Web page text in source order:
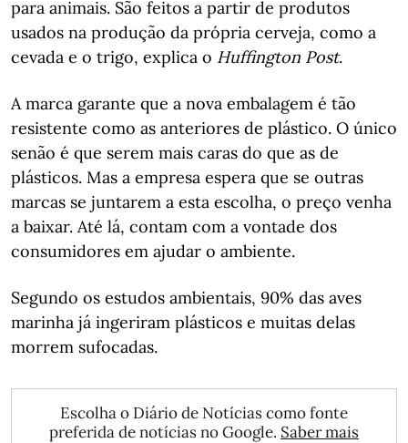
para animais. São feitos a partir de produtos
usados na produção da própria cerveja, como a
cevada e o trigo, explica o Huffington Post.
A marca garante que a nova embalagem é tão
resistente como as anteriores de plástico. O único
senão é que serem mais caras do que as de
plásticos. Mas a empresa espera que se outras
marcas se juntarem a esta escolha, o preço venha
a baixar. Até lá, contam com a vontade dos
consumidores em ajudar o ambiente.
Segundo os estudos ambientais, 90% das aves
marinha já ingeriram plásticos e muitas delas
morrem sufocadas.
Escolha o Diário de Notícias como fonte
preferida de notícias no Google. Saber mais